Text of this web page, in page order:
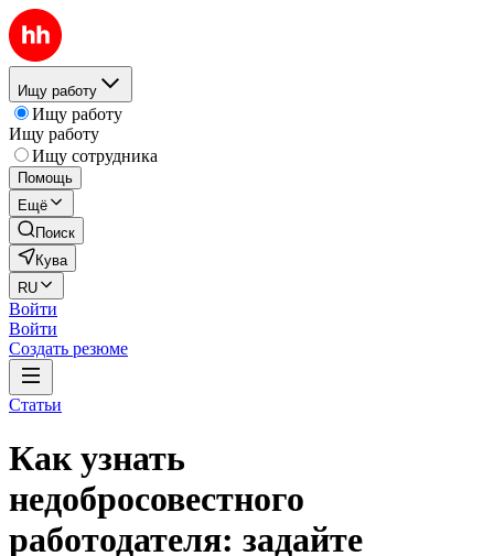
Ищу работу
Ищу работу
Ищу работу
Ищу сотрудника
Помощь
Ещё
Поиск
Кува
RU
Войти
Войти
Создать резюме
Статьи
Как узнать
недобросовестного
работодателя: задайте